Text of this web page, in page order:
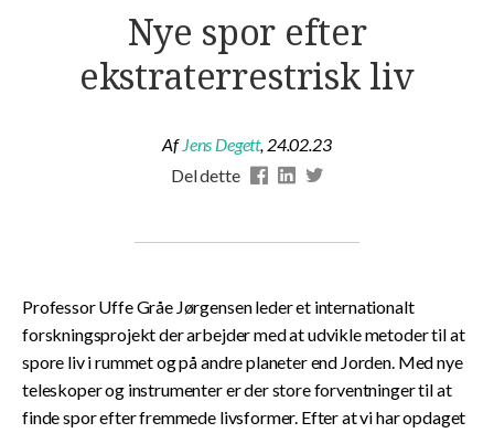
Nye spor efter
ekstraterrestrisk liv
Af Jens Degett, 24.02.23
Del dette
Professor Uffe Gråe Jørgensen leder et internationalt
forskningsprojekt der arbejder med at udvikle metoder til at
spore liv i rummet og på andre planeter end Jorden. Med nye
teleskoper og instrumenter er der store forventninger til at
finde spor efter fremmede livsformer. Efter at vi har opdaget